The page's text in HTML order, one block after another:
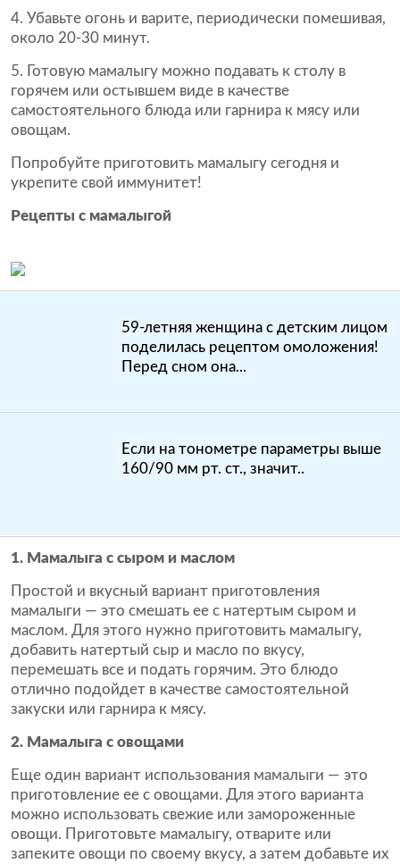
Убавьте огонь и варите, периодически помешивая,
около 20-30 минут.
Готовую мамалыгу можно подавать к столу в
горячем или остывшем виде в качестве
самостоятельного блюда или гарнира к мясу или
овощам.
Попробуйте приготовить мамалыгу сегодня и
укрепите свой иммунитет!
Рецепты с мамалыгой
59-летняя женщина с детским лицом
поделилась рецептом омоложения!
Перед сном она...
Если на тонометре параметры выше
160/90 мм рт. ст., значит..
1. Мамалыга с сыром и маслом
Простой и вкусный вариант приготовления
мамалыги — это смешать ее с натертым сыром и
маслом. Для этого нужно приготовить мамалыгу,
добавить натертый сыр и масло по вкусу,
перемешать все и подать горячим. Это блюдо
отлично подойдет в качестве самостоятельной
закуски или гарнира к мясу.
2. Мамалыга с овощами
Еще один вариант использования мамалыги — это
приготовление ее с овощами. Для этого варианта
можно использовать свежие или замороженные
овощи. Приготовьте мамалыгу, отварите или
запеките овощи по своему вкусу, а затем добавьте их